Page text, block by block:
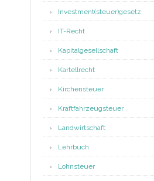
Investment(steuer)gesetz
IT-Recht
Kapitalgesellschaft
Kartellrecht
Kirchensteuer
Kraftfahrzeugsteuer
Landwirtschaft
Lehrbuch
Lohnsteuer